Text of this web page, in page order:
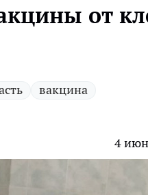
от
вакцина
4